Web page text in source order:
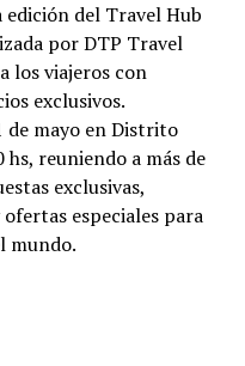
edición del Travel Hub
por DTP Travel
los viajeros con
exclusivos.
de mayo en Distrito
reuniendo a más de
exclusivas,
especiales para
mundo.